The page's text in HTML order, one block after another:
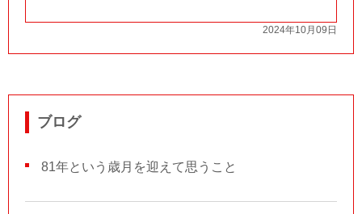
2024年10月09日
ブログ
81年という歳月を迎えて思うこと